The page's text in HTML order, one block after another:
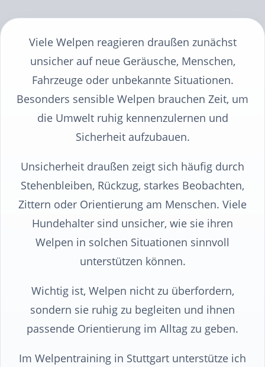
Viele Welpen reagieren draußen zunächst
unsicher auf neue Geräusche, Menschen,
Fahrzeuge oder unbekannte Situationen.
Besonders sensible Welpen brauchen Zeit, um
die Umwelt ruhig kennenzulernen und
Sicherheit aufzubauen.
Unsicherheit draußen zeigt sich häufig durch
Stehenbleiben, Rückzug, starkes Beobachten,
Zittern oder Orientierung am Menschen. Viele
Hundehalter sind unsicher, wie sie ihren
Welpen in solchen Situationen sinnvoll
unterstützen können.
Wichtig ist, Welpen nicht zu überfordern,
sondern sie ruhig zu begleiten und ihnen
passende Orientierung im Alltag zu geben.
Im Welpentraining in Stuttgart unterstütze ich